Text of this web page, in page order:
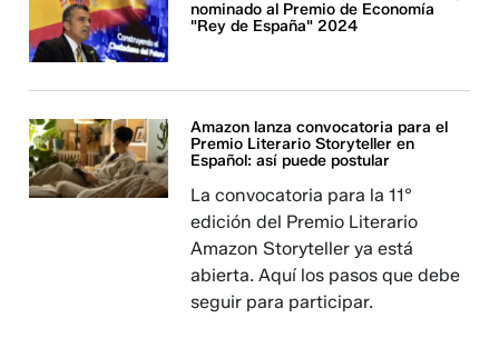
nominado al Premio de Economía
"Rey de España" 2024
Amazon lanza convocatoria para el
Premio Literario Storyteller en
Español: así puede postular
La convocatoria para la 11°
edición del Premio Literario
Amazon Storyteller ya está
abierta. Aquí los pasos que debe
seguir para participar.